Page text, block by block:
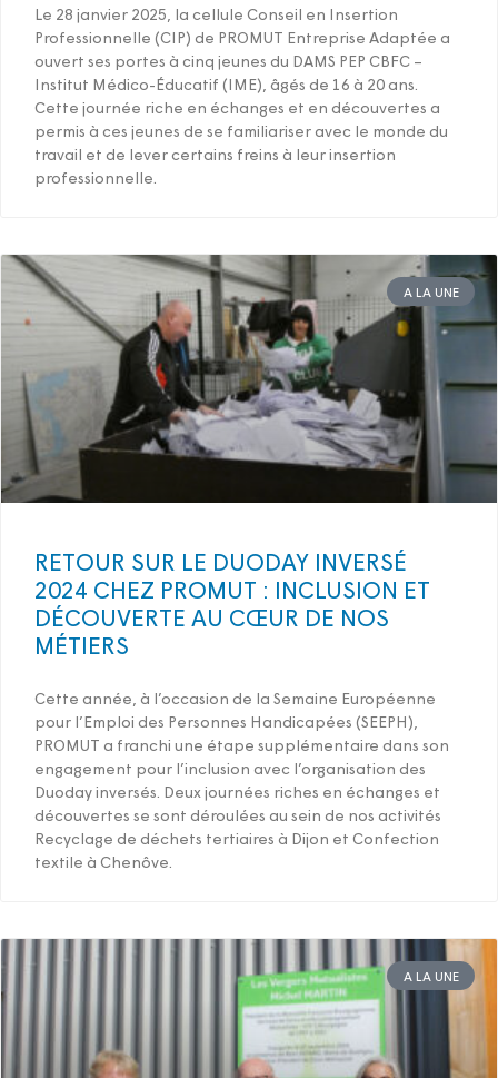
Le 28 janvier 2025, la cellule Conseil en Insertion
Professionnelle (CIP) de PROMUT Entreprise Adaptée a
ouvert ses portes à cinq jeunes du DAMS PEP CBFC –
Institut Médico-Éducatif (IME), âgés de 16 à 20 ans.
Cette journée riche en échanges et en découvertes a
permis à ces jeunes de se familiariser avec le monde du
travail et de lever certains freins à leur insertion
professionnelle.
A LA UNE
RETOUR SUR LE DUODAY INVERSÉ
2024 CHEZ PROMUT : INCLUSION ET
DÉCOUVERTE AU CŒUR DE NOS
MÉTIERS
Cette année, à l’occasion de la Semaine Européenne
pour l’Emploi des Personnes Handicapées (SEEPH),
PROMUT a franchi une étape supplémentaire dans son
engagement pour l’inclusion avec l’organisation des
Duoday inversés. Deux journées riches en échanges et
découvertes se sont déroulées au sein de nos activités
Recyclage de déchets tertiaires à Dijon et Confection
textile à Chenôve.
A LA UNE